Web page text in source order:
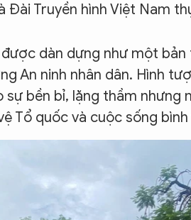
Đài Truyền hình Việt Nam
dàn dựng như một
An ninh nhân dân. Hình
bền bỉ, lặng thầm nhưng
Tổ quốc và cuộc sống